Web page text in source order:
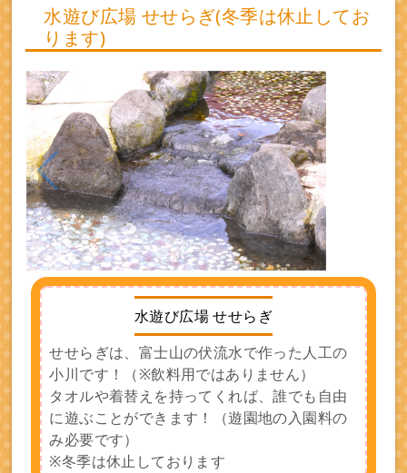
水遊び広場 せせらぎ(冬季は休止してお
ります)
水遊び広場 せせらぎ
せせらぎは、富士山の伏流水で作った人工の
小川です！（※飲料用ではありません）
タオルや着替えを持ってくれば、誰でも自由
に遊ぶことができます！（遊園地の入園料の
み必要です）
※冬季は休止しております